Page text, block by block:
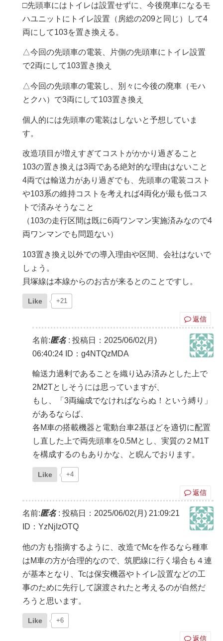
□先頭車にはトイレは設置せずに、今後廃車になるモ
ハユニットにトイレ設置（房総の209と同じ）して4
両にして103を置き換える。
△今回の先頭車の電装、片側の先頭車にトイレ設置
で2両にして103置き換え
△今回の先頭車の電装し、別々に今後の廃車（モハ
とクハ）で3両にして103置き換え
個人的には先頭車の電装はしないと予想していま
す。
改造項目が増えすぎてコストがかかり過ぎること
103の置き換えは3両である絶対的な理由はないこと
4両では輸送力があり過ぎでも、先頭車の電装コスト
や103系の維持コストを考えれば4両化が最も低コス
トで済みそうなこと
（103の走行区間は既に6両ワンマン実施済みなので4
両ワンマンでも問題ない）
103置き換え以外での導入理由や区間、会社はないで
しょう。
貝塚線は本線からのお古が来るとのことですし。
Like +21
返信
名前:匿名: 投稿日：2025/06/02(月)
06:40:24 ID：g4NTQzMDA
輸送力過剰であることを織り込み済みとした上で
2M2Tとしそうには思っていますが、
もし、「3両編成でなければならぬ！という縛り」
があるならば、
各M車の搭載機器と電動台車2基ほどを適切に配置
し直した上で両先頭車を0.5Mとし、実質の２M1T
を構成するのもありかな、と睨んでおります。
Like +4
返信
名前:匿名: 投稿日：2025/06/02(月) 21:09:21
ID：YzNjIzOTQ
他の方も指摘するように、改造でMcを作るなら種車
はM車の方が合理的なので、筑肥線に行く場合も４連
が基本となり、Tcは保安機器やトイレ設置などの工
事のために先行して譲渡されたと考えるのが自然だ
ろうと思います。
Like +6
返信